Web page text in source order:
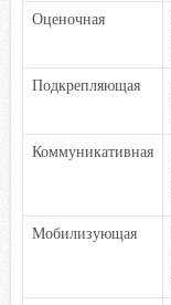
Оценочная
Подкрепляющая
Коммуникативная
Мобилизующая